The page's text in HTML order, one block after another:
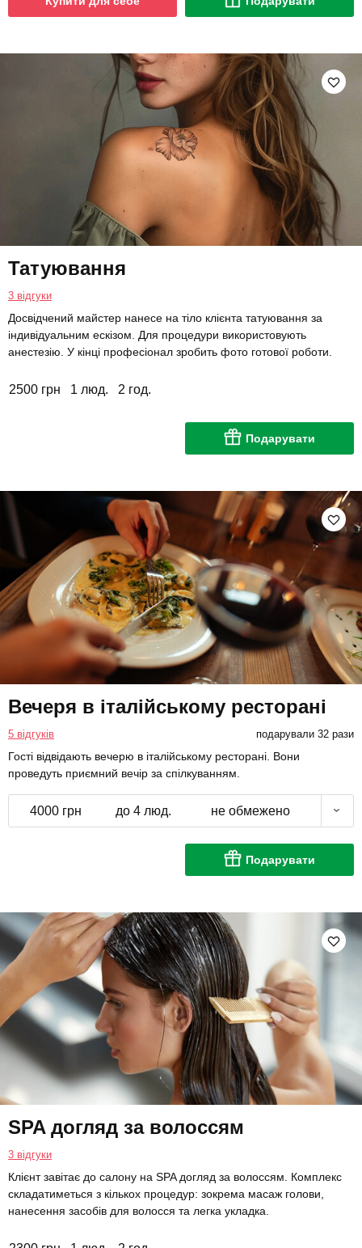
Татуювання
3 відгуки
Досвідчений майстер нанесе на тіло клієнта татуювання за
індивідуальним ескізом. Для процедури використовують
анестезію. У кінці професіонал зробить фото готової роботи.
2500 грн 1 люд. 2 год.
Подарувати
Вечеря в італійському ресторані
5 відгуків подарували 32 рази
Гості відвідають вечерю в італійському ресторані. Вони
проведуть приємний вечір за спілкуванням.
4000 грн до 4 люд. не обмежено
Подарувати
SPA догляд за волоссям
3 відгуки
Клієнт завітає до салону на SPA догляд за волоссям. Комплекс
складатиметься з кількох процедур: зокрема масаж голови,
нанесення засобів для волосся та легка укладка.